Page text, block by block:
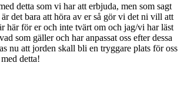
detta som vi har att erbjuda, men som sagt
det bara att höra av er så gör vi det ni vill att
här för er och inte tvärt om och jag/vi har läst
som gäller och har anpassat oss efter dessa
nu att jorden skall bli en tryggare plats för oss
detta!